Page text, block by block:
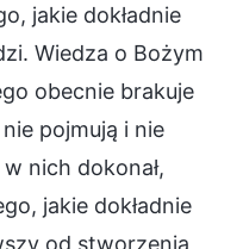
jakie dokładnie
Wiedza o Bożym
obecnie brakuje
pojmują i nie
nich dokonał,
jakie dokładnie
od stworzenia